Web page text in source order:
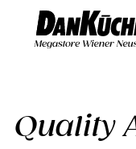
Quality